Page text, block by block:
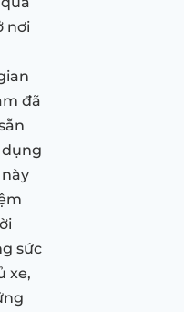
nơi
đã
dụng
này
sức
xe,